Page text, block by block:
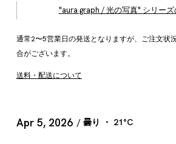
"aura graph / 光の写真" シリー
通常2〜5営業日の発送となりますが、ご注文状
合がございます。
送料・配送について
Apr 5, 2026 / 曇り ・ 21°C